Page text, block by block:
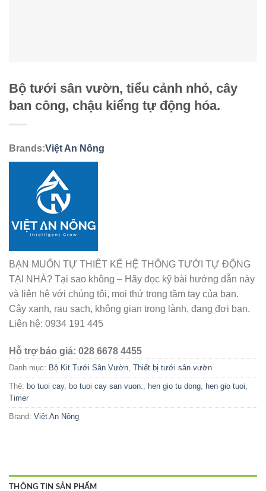
Bộ tưới sân vườn, tiểu cảnh nhỏ, cây
ban công, chậu kiểng tự động hóa.
Brands:Việt An Nông
BẠN MUỐN TỰ THIẾT KẾ HỆ THỐNG TƯỚI TỰ ĐỘNG
TẠI NHÀ? Tại sao không – Hãy đọc kỹ bài hướng dẫn này
và liên hệ với chúng tôi, mọi thứ trong tầm tay của bạn.
Cây xanh, rau sạch, không gian trong lành, đang đợi bạn.
Liên hệ: 0934 191 445
Hỗ trợ báo giá: 028 6678 4455
Danh mục: Bộ Kit Tưới Sân Vườn Thiết bị tưới sân vườn
Thẻ: bo tuoi cay, bo tuoi cay san vuon. hen gio tu dong hen gio tuoi
Timer
Brand: Việt An Nông
THÔNG TIN SẢN PHẨM